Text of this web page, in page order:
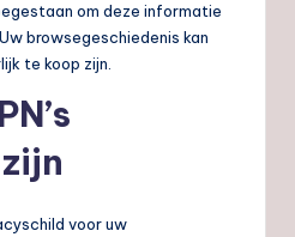
om deze informatie
browsegeschiedenis kan
te koop zijn.
voor uw